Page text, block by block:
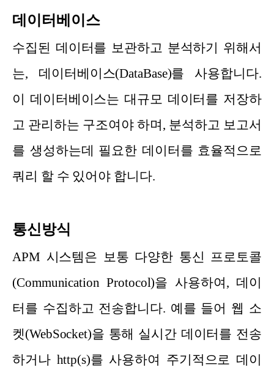
데이터베이스
수집된 데이터를 보관하고 분석하기 위해서
는, 데이터베이스(DataBase)를 사용합니다.
이 데이터베이스는 대규모 데이터를 저장하
고 관리하는 구조여야 하며, 분석하고 보고서
를 생성하는데 필요한 데이터를 효율적으로
쿼리 할 수 있어야 합니다.
통신방식
APM 시스템은 보통 다양한 통신 프로토콜
(Communication Protocol)을 사용하여, 데이
터를 수집하고 전송합니다. 예를 들어 웹 소
켓(WebSocket)을 통해 실시간 데이터를 전송
하거나 http(s)를 사용하여 주기적으로 데이